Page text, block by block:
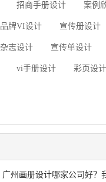
招商手册设计 案例
品牌VI设计 宣传册设计
杂志设计 宣传单设计
vi手册设计 彩页设计